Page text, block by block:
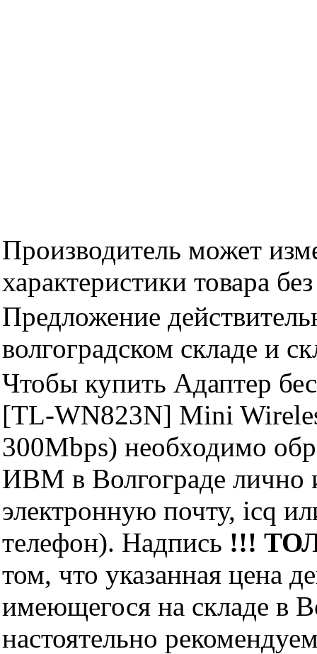
Производитель может
характеристики товара
Предложение
волгоградском складе и
Чтобы купить Адаптер
[TL-WN823N] Mini
300Mbps) необходимо
ИВМ в Волгограде лично
электронную почту, icq
телефон). Надпись !!!
том, что указанная цена
имеющегося на складе в
настоятельно